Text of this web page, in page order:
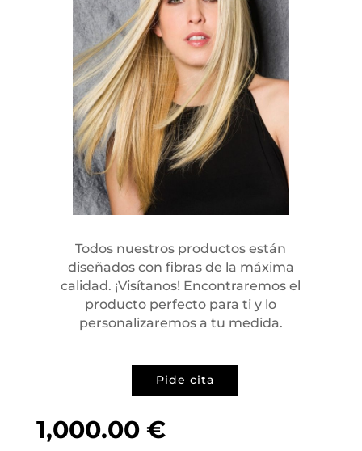
Todos nuestros productos están
diseñados con fibras de la máxima
calidad. ¡Visítanos! Encontraremos el
producto perfecto para ti y lo
personalizaremos a tu medida.
Pide cita
1,000.00 €